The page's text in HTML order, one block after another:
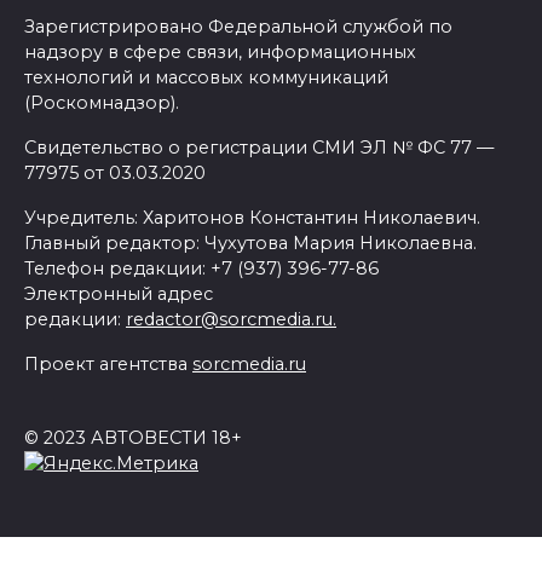
Зарегистрировано Федеральной службой по
надзору в сфере связи, информационных
технологий и массовых коммуникаций
(Роскомнадзор).
Свидетельство о регистрации СМИ ЭЛ № ФС 77 —
77975 от 03.03.2020
Учредитель: Харитонов Константин Николаевич.
Главный редактор: Чухутова Мария Николаевна.
Телефон редакции: +7 (937) 396-77-86
Электронный адрес
редакции: redactor@sorcmedia.ru.
Проект агентства sorcmedia.ru
© 2023 АВТОВЕСТИ 18+